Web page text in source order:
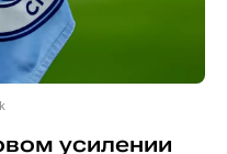
усилении